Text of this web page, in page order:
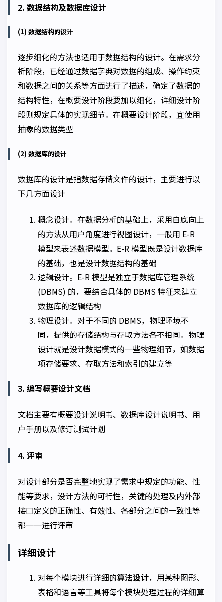
2. 数据结构及数据库设计
(1) 数据结构的设计
逐步细化的方法也适用于数据结构的设计。在需求分
析阶段，已经通过数据字典对数据的组成、操作约束
和数据之间的关系等方面进行了描述，确定了数据的
结构特性，在概要设计阶段要加以细化，详细设计阶
段则规定具体的实现细节。在概要设计阶段，宜使用
抽象的数据类型
(2) 数据库的设计
数据库的设计是指数据存储文件的设计，主要进行以
下几方面设计
概念设计。在数据分析的基础上，采用自底向上
的方法从用户角度进行视图设计，一般用 E-R
模型来表述数据模型。E-R 模型既是设计数据库
的基础，也是设计数据结构的基础
逻辑设计。E-R 模型是独立于数据库管理系统
(DBMS) 的，要结合具体的 DBMS 特征来建立
数据库的逻辑结构
物理设计。对于不同的 DBMS，物理环境不
同，提供的存储结构与存取方法各不相同。物理
设计就是设计数据模式的一些物理细节，如数据
项存储要求、存取方法和索引的建立等
3. 编写概要设计文档
文档主要有概要设计说明书、数据库设计说明书、用
户手册以及修订测试计划
4. 评审
对设计部分是否完整地实现了需求中规定的功能、性
能等要求，设计方法的可行性，关键的处理及内外部
接口定义的正确性、有效性、各部分之间的一致性等
都一一进行评审
详细设计
对每个模块进行详细的算法设计，用某种图形、
表格和语言等工具将每个模块处理过程的详细算